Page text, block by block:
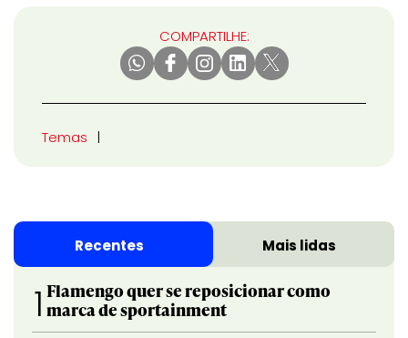
COMPARTILHE:
Temas
Recentes Mais lidas
1 Flamengo quer se reposicionar como
marca de sportainment